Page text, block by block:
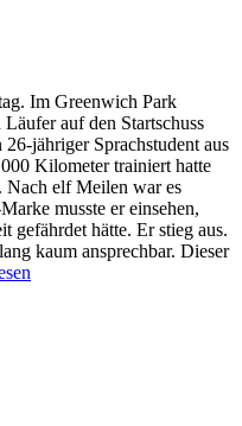
Im Greenwich Park
auf den Startschuss
jähriger Sprachstudent aus
Kilometer trainiert hatte
Nach elf Meilen war es
musste er einsehen,
gefährdet hätte. Er stieg aus.
kaum ansprechbar. Dieser